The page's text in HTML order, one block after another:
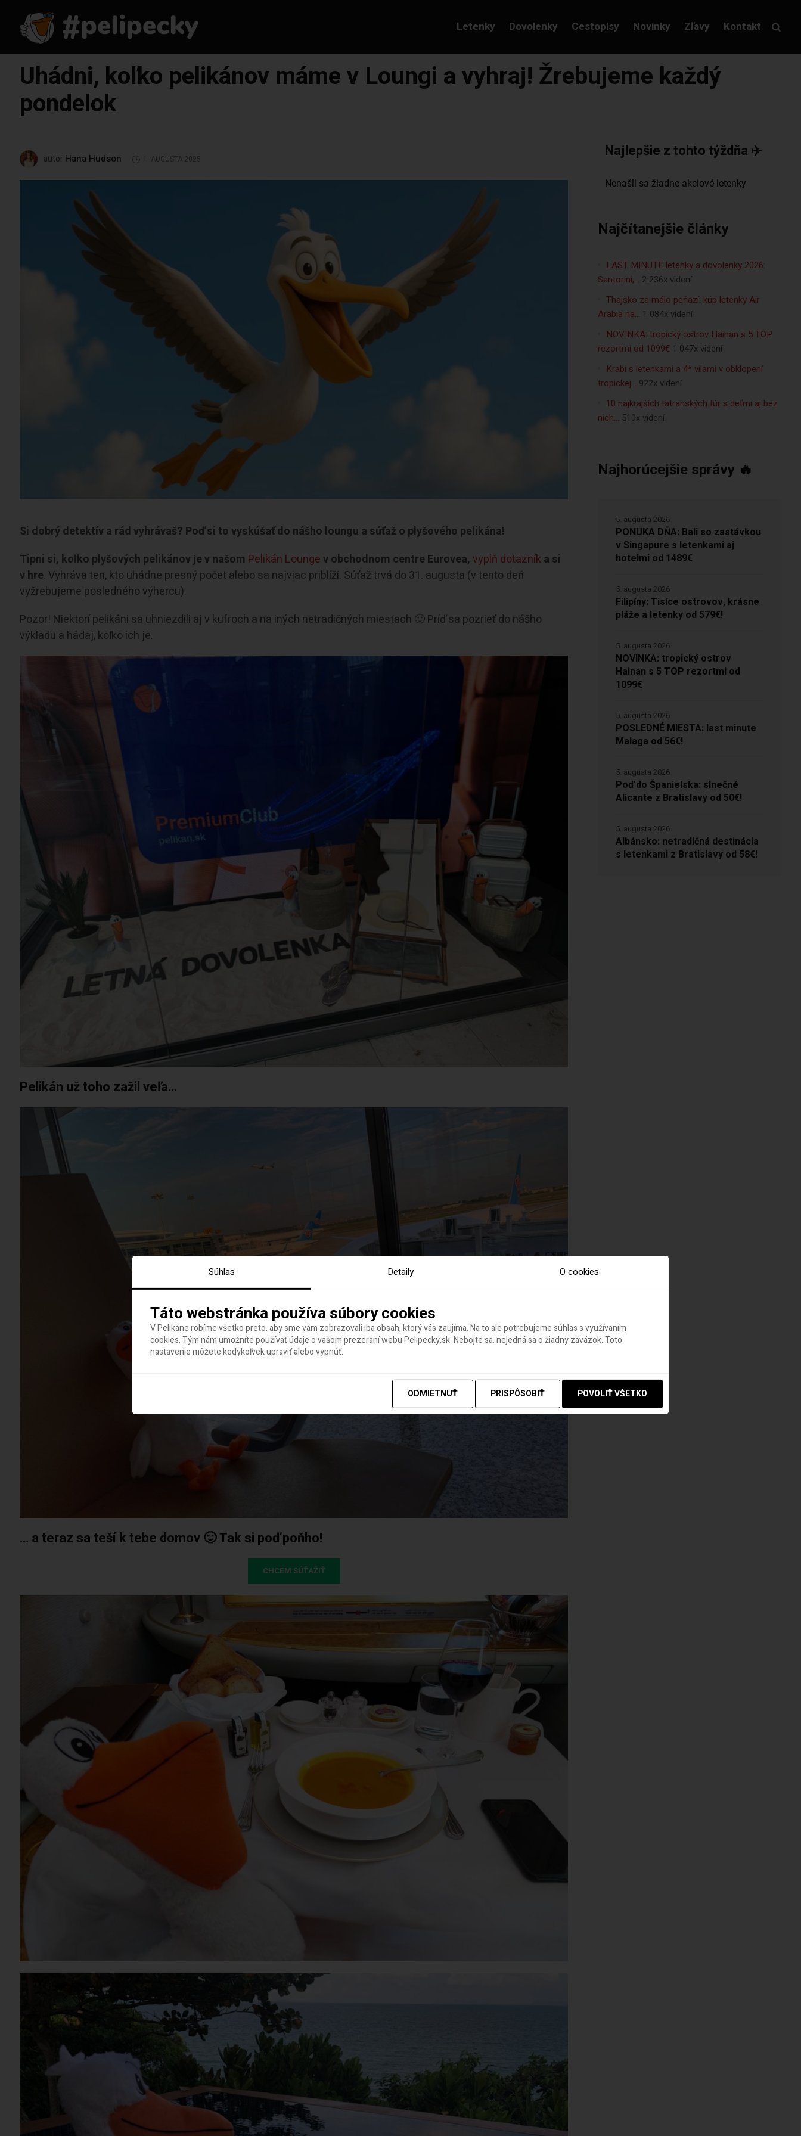
Letenky Dovolenky Cestopisy Novinky Zľavy Kontakt
Uhádni, koľko pelikánov máme v Loungi a vyhraj! Žrebujeme každý
pondelok
autor Hana Hudson 1. AUGUSTA 2025
Si dobrý detektív a rád vyhrávaš? Poď si to vyskúšať do nášho loungu a súťaž o plyšového pelikána!
Tipni si, koľko plyšových pelikánov je v našom Pelikán Loungev obchodnom centre Eurovea, vyplň dotazník a si
v hre. Vyhráva ten, kto uhádne presný počet alebo sa najviac priblíži. Súťaž trvá do 31. augusta (v tento deň
vyžrebujeme posledného výhercu).
Pozor! Niektorí pelikáni sa uhniezdili aj v kufroch a na iných netradičných miestach 🙂 Príď sa pozrieť do nášho
výkladu a hádaj, koľko ich je.
Pelikán už toho zažil veľa…
… a teraz sa teší k tebe domov 🙂 Tak si poď poňho!
CHCEM SÚŤAŽIŤ
Najlepšie z tohto týždňa ✈️
Najčítanejšie články
LAST MINUTE letenky a dovolenky 2026:
Santorini,… 2 236x videní
Thajsko za málo peňazí: kúp letenky Air
Arabia na… 1 084x videní
NOVINKA: tropický ostrov Hainan s 5 TOP
rezortmi od 1099€ 1 047x videní
Krabi s letenkami a 4* vilami v obklopení
tropickej… 922x videní
10 najkrajších tatranských túr s deťmi aj bez
nich… 510x videní
Najhorúcejšie správy 🔥
PONUKA DŇA: Bali so zastávkou
v Singapure s letenkami aj
hotelmi od 1489€
5. augusta 2026
Filipíny: Tisíce ostrovov, krásne
pláže a letenky od 579€!
5. augusta 2026
NOVINKA: tropický ostrov
Hainan s 5 TOP rezortmi od
1099€
5. augusta 2026
POSLEDNÉ MIESTA: last minute
Malaga od 56€!
5. augusta 2026
Poď do Španielska: slnečné
Alicante z Bratislavy od 50€!
5. augusta 2026
Albánsko: netradičná destinácia
s letenkami z Bratislavy od 58€!
5. augusta 2026
Súhlas Detaily O cookies
Táto webstránka používa súbory cookies
V Pelikáne robíme všetko preto, aby sme vám zobrazovali iba obsah, ktorý vás zaujíma. Na to ale potrebujeme súhlas s využívaním
cookies. Tým nám umožníte používať údaje o vašom prezeraní webu Pelipecky.sk. Nebojte sa, nejedná sa o žiadny záväzok. Toto
nastavenie môžete kedykoľvek upraviť alebo vypnúť.
ODMIETNUŤ PRISPÔSOBIŤ POVOLIŤ VŠETKO